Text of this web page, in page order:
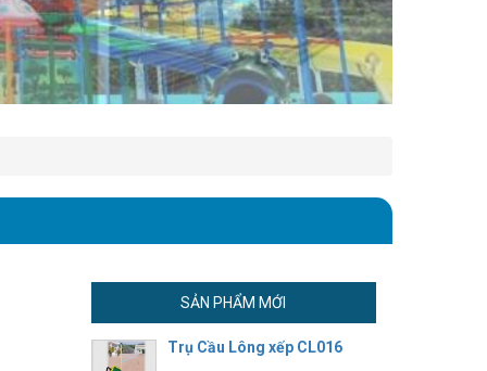
SẢN PHẨM MỚI
Trụ Cầu Lông xếp CL016